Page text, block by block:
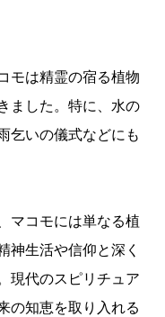
モは精霊の宿る植物
ました。特に、水の
乞いの儀式などにも
マコモには単なる植
神生活や信仰と深く
現代のスピリチュア
の知恵を取り入れる